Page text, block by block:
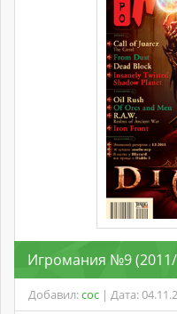
Игромания №9
Добавил:coc | Дата: